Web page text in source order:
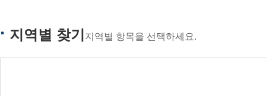
지역별 찾기 지역별 항목을 선택하세요.